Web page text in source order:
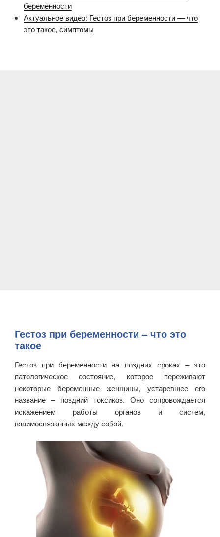
беременности
Актуальное видео: Гестоз при беременности — что
это такое, симптомы
Гестоз при беременности – что это
такое
Гестоз при беременности на поздних сроках – это
патологическое состояние, которое переживают
некоторые беременные женщины, устаревшее его
название – поздний токсикоз. Оно сопровождается
искажением работы органов и систем,
взаимосвязанных между собой.